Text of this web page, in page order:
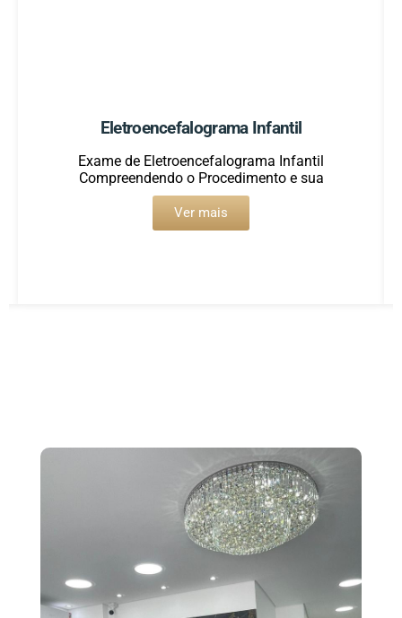
Eletroencefalograma Infantil
Exame de Eletroencefalograma Infantil
Compreendendo o Procedimento e sua
Ver mais